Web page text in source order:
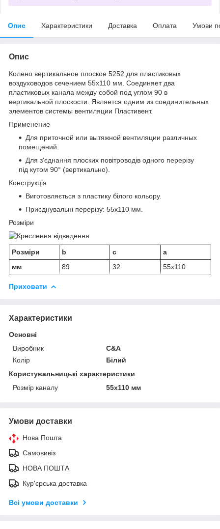
Опис Характеристики Доставка Оплата Умови
Опис
Колено вертикальное плоское 5252 для пластиковых
воздуховодов сечением 55х110 мм. Соединяет два
пластиковых канала между собой под углом 90 в
вертикальной плоскости. Является одним из соединительных
элементов системы вентиляции Пластивент.
Применение
Для приточной или вытяжной вентиляции различных
помещений.
Для з'єднання плоских повітроводів одного перерізу
під кутом 90° (вертикально).
Конструкція
Виготовляється з пластику білого кольору.
Приєднувальні перерізу: 55х110 мм.
Розміри
Розміри b c
a
мм
89 32 55х110
Приховати
Характеристики
Основні
Виробник
C&A
Колір
Білий
Користувальницькі характеристики
Розмір каналу
55х110 мм
Умови доставки
Нова Пошта
Самовивіз
НОВА ПОШТА
Кур'єрська доставка
Всі умови доставки